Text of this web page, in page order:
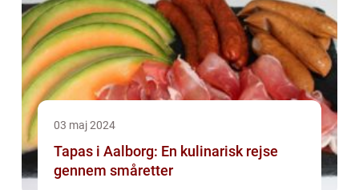
03 maj 2024
Tapas i Aalborg: En kulinarisk rejse
gennem småretter